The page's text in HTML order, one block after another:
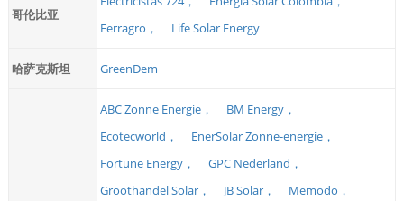
哥伦比亚
Ferragro，
Life Solar Energy
哈萨克斯坦 GreenDem
ABC Zonne Energie，
BM Energy，
Ecotecworld，
EnerSolar Zonne-energie，
Fortune Energy，
GPC Nederland，
Groothandel Solar，
JB Solar，
Memodo，